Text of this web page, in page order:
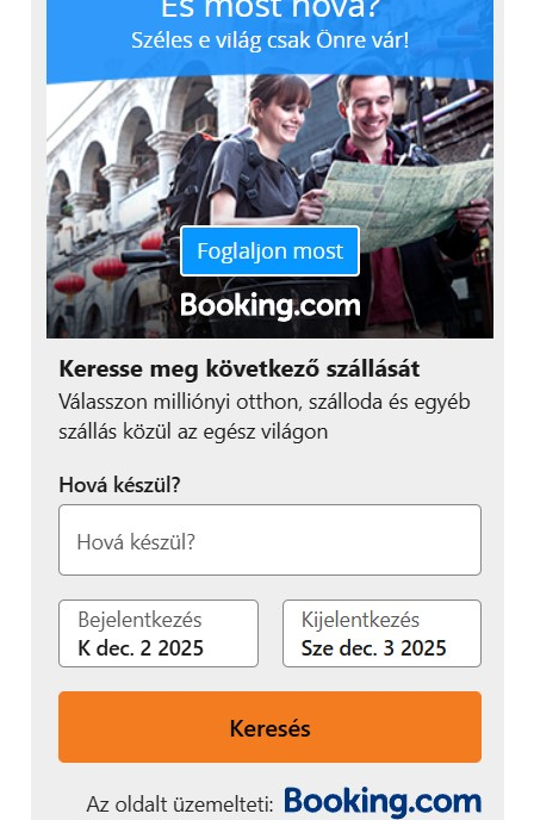
tonnának felel meg. Ez egyben azt is jelenti, hogy a
DSPS első és második üzemrészénél a beépített
karbonmennyiség összesen 42.239 tonna lesz a
teljes életciklusukban.
A tavaly májusi átadás óta a Duna Smart Power
Systems termékportfóliója azóta bővült, idén júliusra
elérte teljes kapacitását az új, Okken berendezéseket
készítő gyártósor. Ezek a kisfeszültségű
kapcsolóberendezések gondoskodnak a
villamosáram elosztásáról például az
adatközpontokban. Az új üzemrészben a piaci
igényekre reagálva szintén az adatközpontokba
szánt Okken berendezések gyártásával és
tesztelésével foglalkoznak majd.
További friss híreket talál a
Csatlakozzon hozzánk a